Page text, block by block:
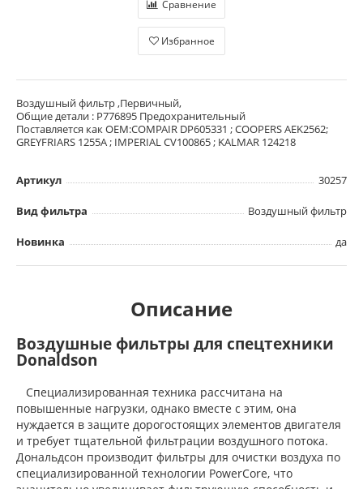
Сравнение
Избранное
Воздушный фильтр ,Первичный,
Общие детали : P776895 Предохранительный
Поставляется как OEM:COMPAIR DP605331 ; COOPERS AEK2562;
GREYFRIARS 1255A ; IMPERIAL CV100865 ; KALMAR 124218
Артикул 30257
Вид фильтра Воздушный фильтр
Новинка да
Описание
Воздушные фильтры для спецтехники
Donaldson
Специализированная техника рассчитана на
повышенные нагрузки, однако вместе с этим, она
нуждается в защите дорогостоящих элементов двигателя
и требует тщательной фильтрации воздушного потока.
Дональдсон производит фильтры для очистки воздуха по
специализированной технологии PowerCore, что